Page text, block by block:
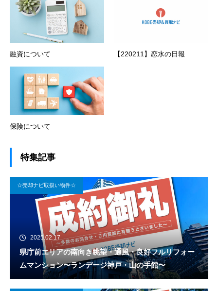
融資について 【220211】恋水の日報
保険について
特集記事
☆売却ナビ取扱い物件☆
2025.02.17
県庁前エリアの南向き眺望・通風・良好フルリフォー
ムマンション〜ランデージ神戸・山の手館〜